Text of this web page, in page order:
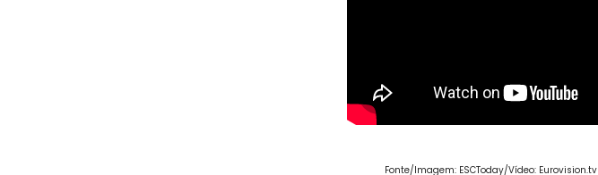
Fonte/Imagem: ESCToday/Vídeo: Eurovision.tv